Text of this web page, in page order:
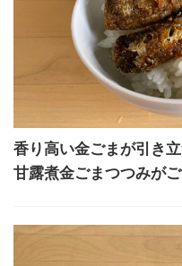
香り高い金ごまが引き
甘露煮金ごまつつみが